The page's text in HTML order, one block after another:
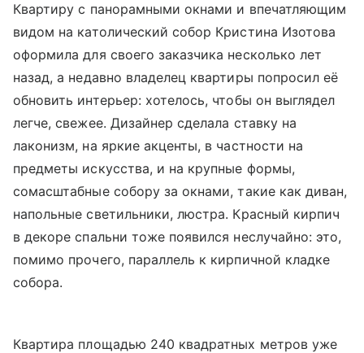
Квартиру с панорамными окнами и впечатляющим
видом на католический собор Кристина Изотова
оформила для своего заказчика несколько лет
назад, а недавно владелец квартиры попросил её
обновить интерьер: хотелось, чтобы он выглядел
легче, свежее. Дизайнер сделала ставку на
лаконизм, на яркие акценты, в частности на
предметы искусства, и на крупные формы,
сомасштабные собору за окнами, такие как диван,
напольные светильники, люстра. Красный кирпич
в декоре спальни тоже появился неслучайно: это,
помимо прочего, параллель к кирпичной кладке
собора.
Квартира площадью 240 квадратных метров уже